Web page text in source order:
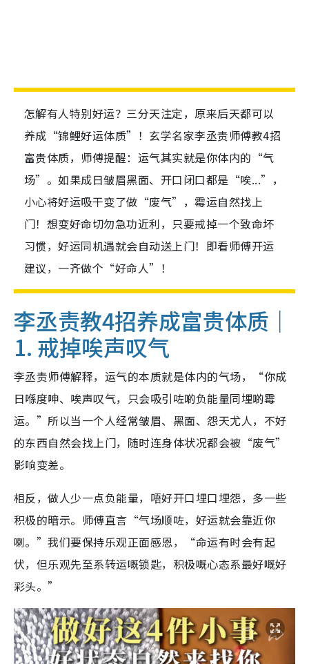
怎解有人特别好运？三分天注定，原来后天都可以
养成“锦鲤好运体质”！玄学名家李丞责师傅教4招
富贵体质，师傅提醒：运气其实就是你体内的“气
场”。如果成日皱眉黑面、开口闭口都是“唉...”，
小心将好运吸干变了做“废气”，霉运自然找上
门！想变好命切勿急功近利，只要戒掉一个致命坏
习惯，好运同机遇就会自动送上门！即看师傅开运
建议，一齐做个“好命人”！
李丞责教4招养成富贵体质｜
1. 戒掉唉声叹气
李丞责师傅解释，运气的本质就是体内的气场，“你成
日喺度呻、唉声叹气，只会吸引咗啲负能量同埋啲霉
运。”所以当一个人经常皱眉、黑面、怨天尤人，不好
的东西自然会找上门，随时连身体状况都会被“废气”
影响变差。
相反，做人少一点负能量，唔好开口埋口埋怨，多一些
积极的暗示。师傅直言“气场顺咗，好运就会靠近你
喇。”我们要保持乐观正面感恩，“命运有时会有起
伏，但乐观先至系转运嘅锁匙，积极嘅心态系最好嘅好
彩头。”